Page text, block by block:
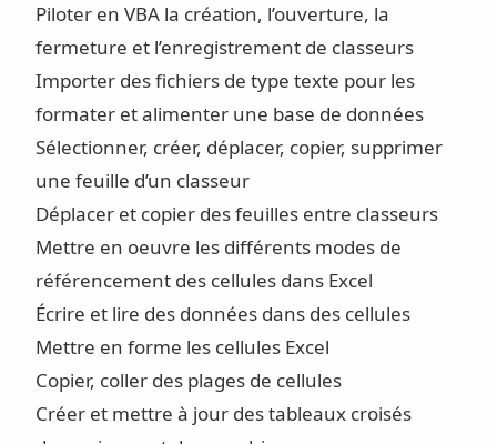
Piloter en VBA la création, l’ouverture, la
fermeture et l’enregistrement de classeurs
Importer des fichiers de type texte pour les
formater et alimenter une base de données
Sélectionner, créer, déplacer, copier, supprimer
une feuille d’un classeur
Déplacer et copier des feuilles entre classeurs
Mettre en oeuvre les différents modes de
référencement des cellules dans Excel
Écrire et lire des données dans des cellules
Mettre en forme les cellules Excel
Copier, coller des plages de cellules
Créer et mettre à jour des tableaux croisés